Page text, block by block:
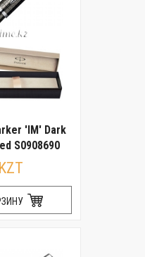
'IM' Dark
S0908690